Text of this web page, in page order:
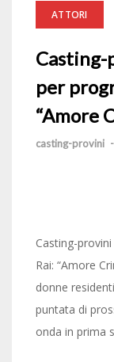
ATTORI
per
“Amore
casting-provini -
Casting-
Rai: “Amore
donne
puntata di
onda in prima